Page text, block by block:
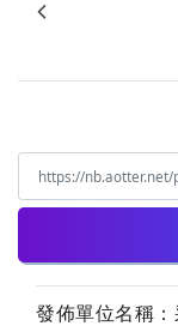
發佈單位名稱